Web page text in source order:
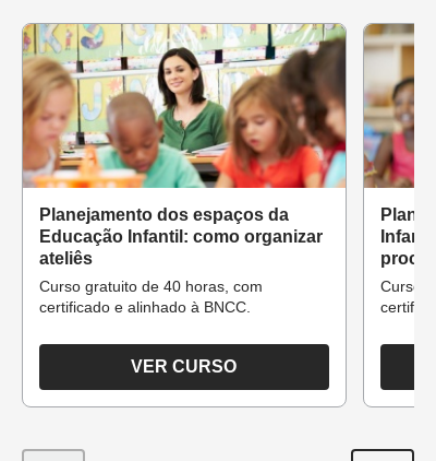
Planejamento dos espaços da
Educação Infantil: como organizar
ateliês
Curso gratuito de 40 horas, com
certificado e alinhado à BNCC.
VER CURSO
Curso